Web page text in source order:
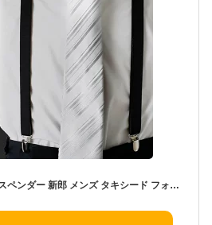
【単品 新郎衣装小物】 サスペンダー 新郎 メンズ タキシード フォーマル 吊バンド 日本製 X型 結婚式 衣装 小物 黒 ブラック 無地 シンプル ブラウン ホワイト 白 ネイビー フォーマル パンツ スラックス メール便 送料無料 [M便 1/1]